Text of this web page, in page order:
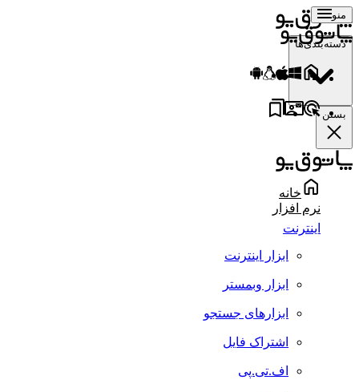
منو
دسته‌بندی‌ها
بستن
خانه
نرم افزار
اینترنت
ابزار اینترنت
ابزار وبمستر
ابزارهای جستجو
اشتراک فایل
اف.تی.پی